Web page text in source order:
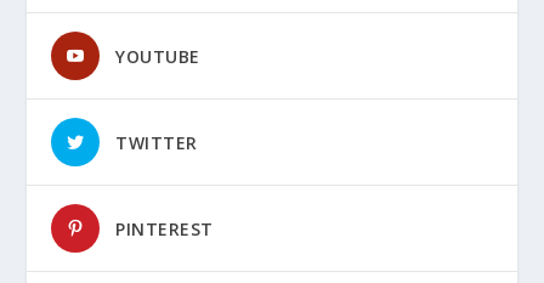
YOUTUBE
TWITTER
PINTEREST